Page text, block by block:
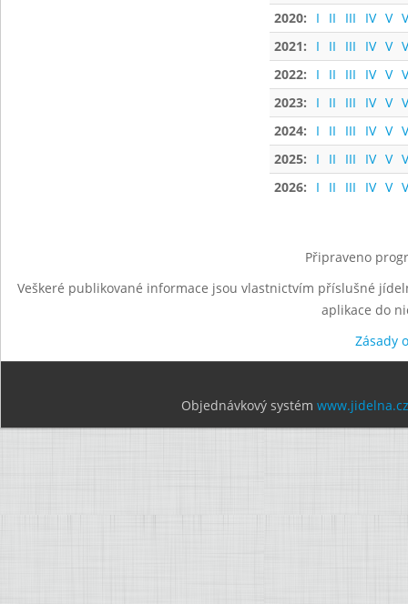
2020:
I II III IV V
2021:
I II III IV V
2022:
I II III IV V
2023:
I II III IV V
2024:
I II III IV V
2025:
I II III IV V
2026:
I II III IV V
Připraveno
Veškeré publikované informace jsou vlastnictvím příslušné
aplikace do
Zásady
Objednávkový systém www.jidelna.cz